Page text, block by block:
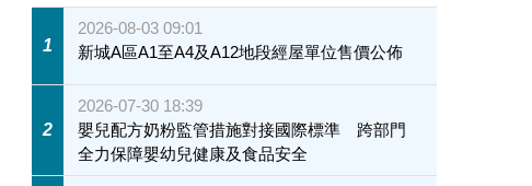
1
2026-08-03 09:01
新城A區A1至A4及A12地段經屋單位售價公佈
2
2026-07-30 18:39
嬰兒配方奶粉監管措施對接國際標準 跨部門
全力保障嬰幼兒健康及食品安全